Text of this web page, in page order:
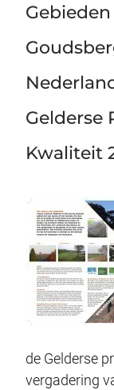
Gelderse
Kwaliteit
de Gelderse
vergadering